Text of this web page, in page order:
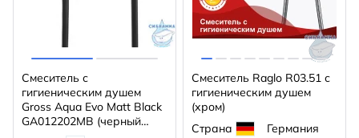
Смеситель с
гигиеническим душем
Gross Aqua Evo Matt Black
GA012202MB (черный
Смеситель Raglo R03.51 с
гигиеническим душем
(хром)
Страна
Германия